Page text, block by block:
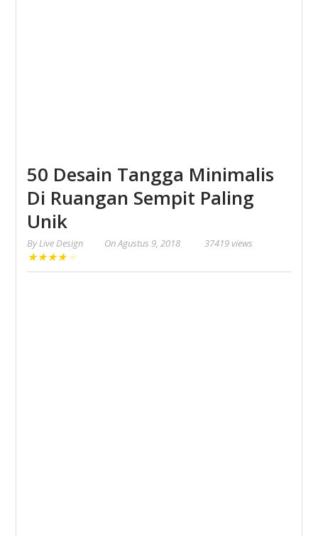
50 Desain Tangga Minimalis
Di Ruangan Sempit Paling
Unik
ByLive Design OnAgustus 9, 2018 37419 views
★★★★★